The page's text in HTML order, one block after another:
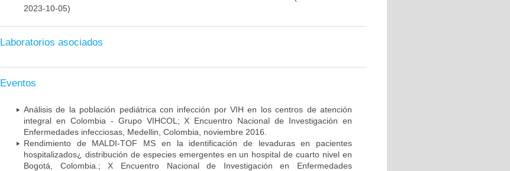
2023-10-05)
Laboratorios asociados
Eventos
Análisis de la población pediátrica con infección por VIH en los centros de atención
integral en Colombia - Grupo VIHCOL; X Encuentro Nacional de Investigación en
Enfermedades infecciosas, Medellin, Colombia, noviembre 2016.
Rendimiento de MALDI-TOF MS en la identificación de levaduras en pacientes
hospitalizados¿ distribución de especies emergentes en un hospital de cuarto nivel en
Bogotá, Colombia.; X Encuentro Nacional de Investigación en Enfermedades